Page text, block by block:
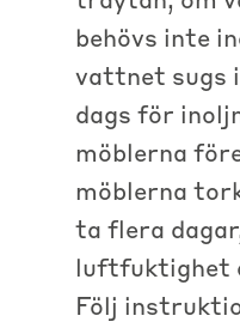
behövs inte
vattnet sugs
dags för
möblerna
möblerna
ta flera
luftfuktighet
Följ